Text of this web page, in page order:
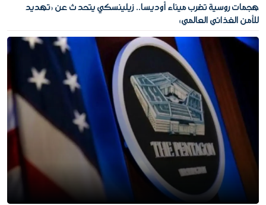
هجمات روسية تضرب ميناء أوديسا.. زيلينسكي يتحدث عن «تهديد
للأمن الغذائي العالمي»